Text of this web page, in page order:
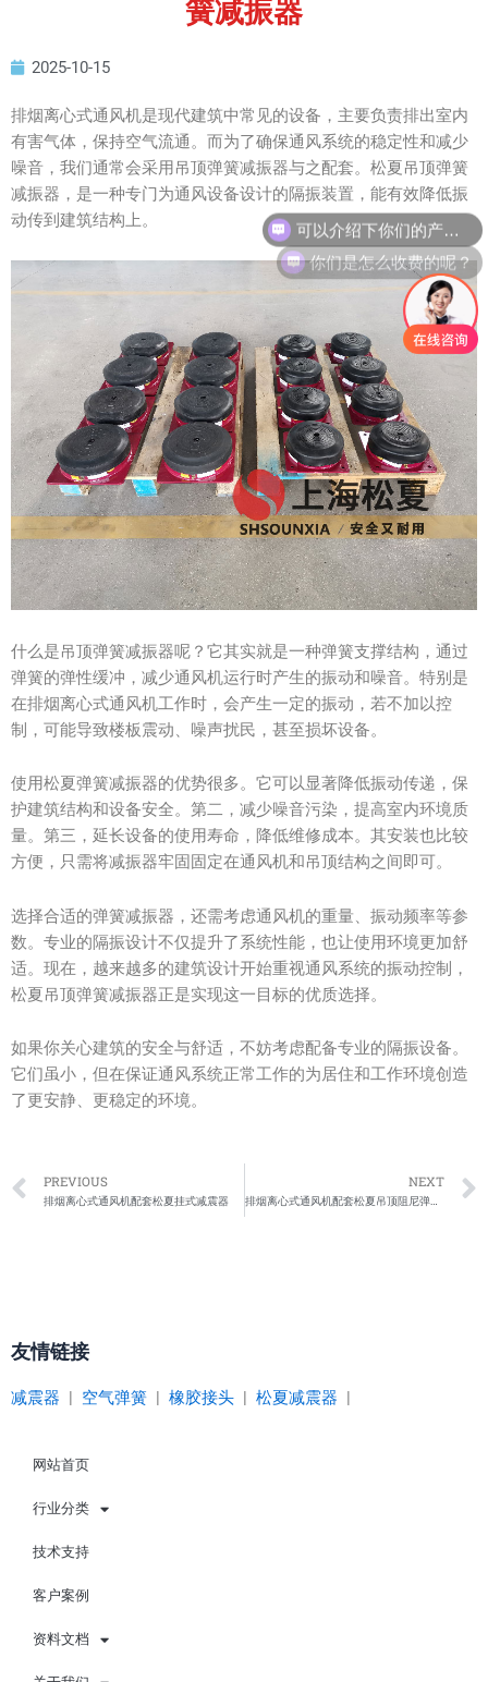
簧减振器
2025-10-15
排烟离心式通风机是现代建筑中常见的设备，主要负责排出室内
有害气体，保持空气流通。而为了确保通风系统的稳定性和减少
噪音，我们通常会采用吊顶弹簧减振器与之配套。松夏吊顶弹簧
减振器，是一种专门为通风设备设计的隔振装置，能有效降低振
动传到建筑结构上。
什么是吊顶弹簧减振器呢？它其实就是一种弹簧支撑结构，通过
弹簧的弹性缓冲，减少通风机运行时产生的振动和噪音。特别是
在排烟离心式通风机工作时，会产生一定的振动，若不加以控
制，可能导致楼板震动、噪声扰民，甚至损坏设备。
使用松夏弹簧减振器的优势很多。它可以显著降低振动传递，保
护建筑结构和设备安全。第二，减少噪音污染，提高室内环境质
量。第三，延长设备的使用寿命，降低维修成本。其安装也比较
方便，只需将减振器牢固固定在通风机和吊顶结构之间即可。
选择合适的弹簧减振器，还需考虑通风机的重量、振动频率等参
数。专业的隔振设计不仅提升了系统性能，也让使用环境更加舒
适。现在，越来越多的建筑设计开始重视通风系统的振动控制，
松夏吊顶弹簧减振器正是实现这一目标的优质选择。
如果你关心建筑的安全与舒适，不妨考虑配备专业的隔振设备。
它们虽小，但在保证通风系统正常工作的为居住和工作环境创造
了更安静、更稳定的环境。
Prev
PREVIOUS
排烟离心式通风机配套松夏挂式减震器
NEXT
排烟离心式通风机配套松夏吊顶阻尼弹簧减振器
友情链接
减震器 空气弹簧 橡胶接头 松夏减震器
网站首页
行业分类
技术支持
客户案例
资料文档
可以介绍下你们的产品么？
你们是怎么收费的呢？